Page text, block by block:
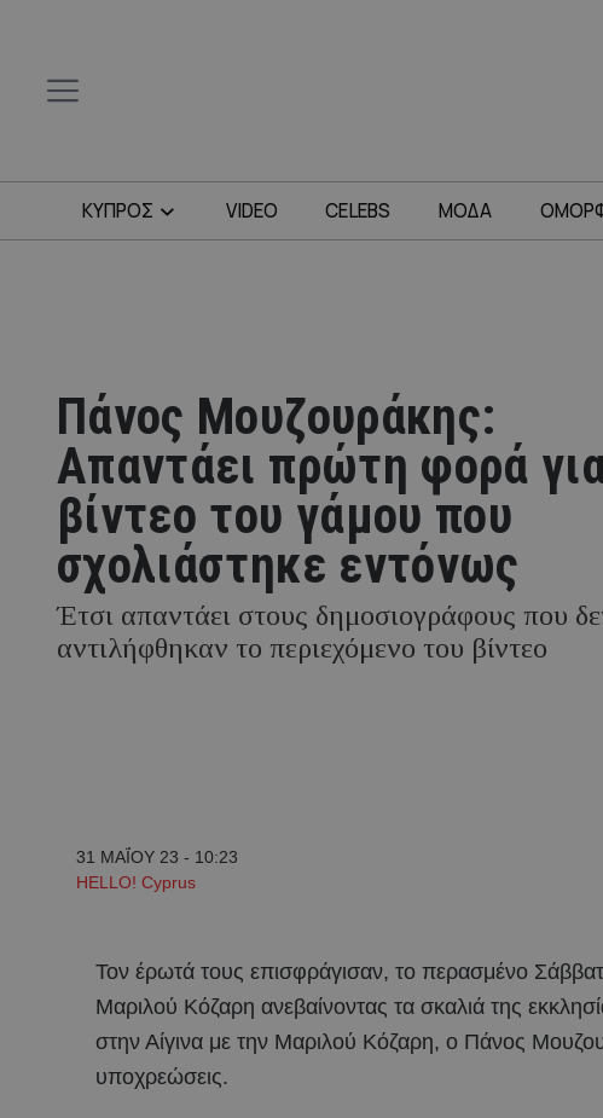
ΚΥΠΡΟΣ VIDEO CELEBS ΜΟΔΑ
Πάνος Μουζουράκης:
Απαντάει πρώτη φορά
βίντεο του γάμου που
σχολιάστηκε εντόνως
Έτσι απαντάει στους δημοσιογράφους που
αντιλήφθηκαν το περιεχόμενο του βίντεο
31 ΜΑΪ́ΟΥ 23 - 10:23
HELLO! Cyprus
Τον έρωτά τους επισφράγισαν, το περασμένο
Μαριλού Κόζαρη ανεβαίνοντας τα σκαλιά της
στην Αίγινα με την Μαριλού Κόζαρη, ο Πάνος
υποχρεώσεις.